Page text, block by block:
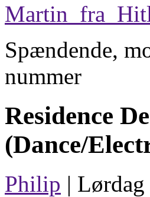
Spændende,
nummer
Residence
(Dance/
Philip |